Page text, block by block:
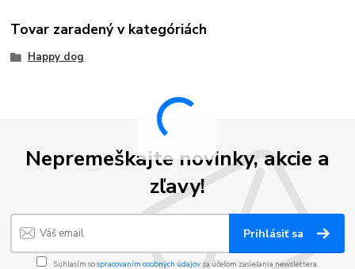
Tovar zaradený v kategóriách
Happy dog
Nepremeškajte novinky, akcie a
zľavy!
Prihlásiť sa
Súhlasím sospracovaním osobných údajov za účelom zasielania newslettera.